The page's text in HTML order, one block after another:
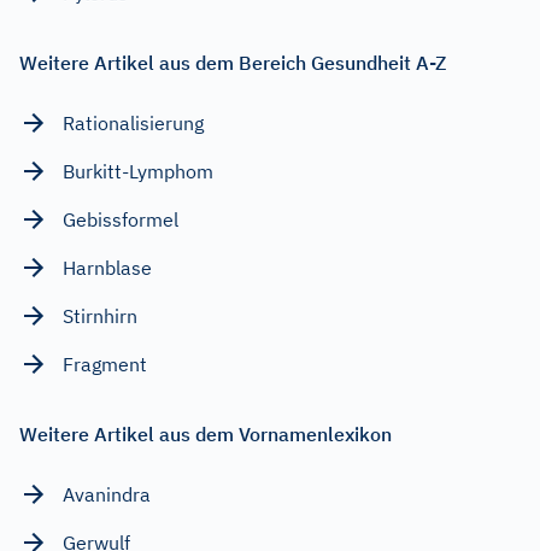
Weitere Artikel aus dem Bereich Gesundheit A-Z
Rationalisierung
Burkitt-Lymphom
Gebissformel
Harnblase
Stirnhirn
Fragment
Weitere Artikel aus dem Vornamenlexikon
Avanindra
Gerwulf